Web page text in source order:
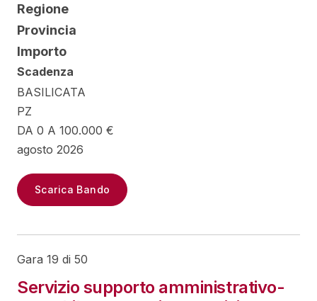
Regione
Provincia
Importo
Scadenza
BASILICATA
PZ
DA 0 A 100.000 €
agosto 2026
Scarica Bando
Gara 19 di 50
Servizio supporto amministrativo-